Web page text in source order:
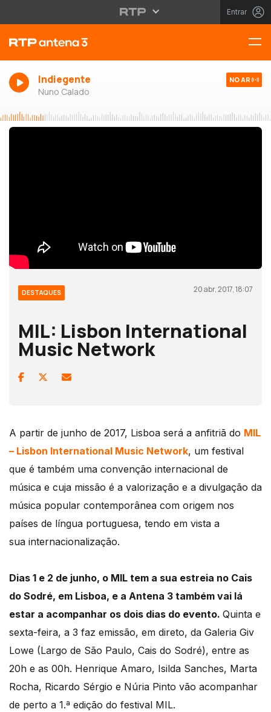
Entrar
Indiegente
Nuno Calado
NO AR
DESTAQUES 20 abr, 2017, 18:07
MIL: Lisbon International
Music Network
A partir de junho de 2017, Lisboa será a anfitriã do MIL
– Lisbon International Music Network, um festival
que é também uma convenção internacional de
música e cuja missão é a valorização e a divulgação da
música popular contemporânea com origem nos
países de língua portuguesa, tendo em vista a
sua internacionalização.
Dias 1 e 2 de junho, o MIL tem a sua estreia no Cais
do Sodré, em Lisboa, e a Antena 3 também vai lá
estar a acompanhar os dois dias do evento. Quinta e
sexta-feira, a 3 faz emissão, em direto, da Galeria Giv
Lowe (Largo de São Paulo, Cais do Sodré), entre as
20h e as 00h. Henrique Amaro, Isilda Sanches, Marta
Rocha, Ricardo Sérgio e Núria Pinto vão acompanhar
de perto a 1.ª edição do festival MIL.